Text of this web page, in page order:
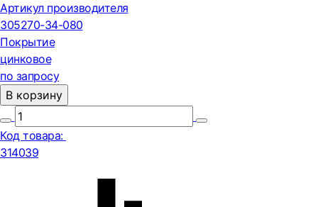
Артикул производителя
305270-34-080
Покрытие
цинковое
по запросу
В корзину
Код товара:
314039